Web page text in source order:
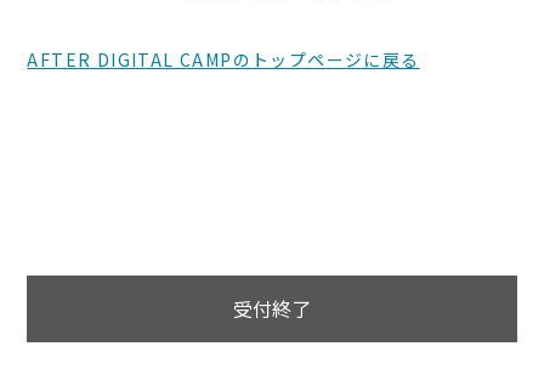
AFTER DIGITAL CAMPのトップページに戻る
受付終了